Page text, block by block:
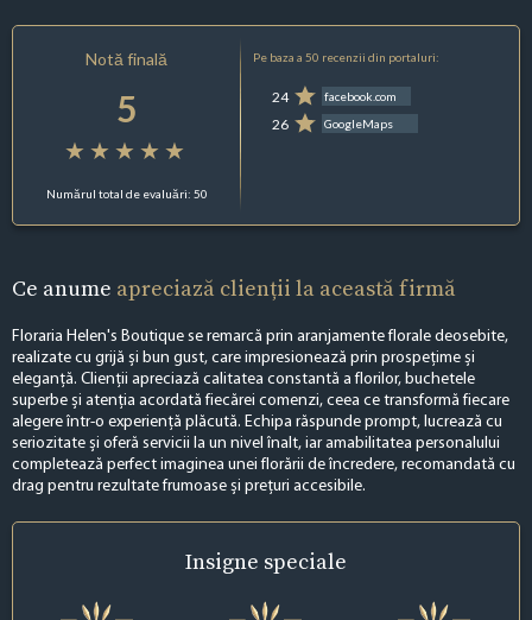
Notă finală
5
Numărul total de evaluări: 50
Pe baza a 50 recenzii din portaluri:
24 facebook.com
26 GoogleMaps
Ce anume apreciază clienții la această firmă
Floraria Helen's Boutique se remarcă prin aranjamente florale deosebite,
realizate cu grijă și bun gust, care impresionează prin prospețime și
eleganță. Clienții apreciază calitatea constantă a florilor, buchetele
superbe și atenția acordată fiecărei comenzi, ceea ce transformă fiecare
alegere într-o experiență plăcută. Echipa răspunde prompt, lucrează cu
seriozitate și oferă servicii la un nivel înalt, iar amabilitatea personalului
completează perfect imaginea unei florării de încredere, recomandată cu
drag pentru rezultate frumoase și prețuri accesibile.
Insigne speciale